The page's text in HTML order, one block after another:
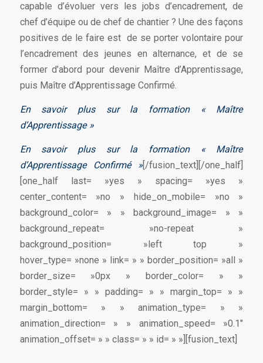
capable d’évoluer vers les jobs d’encadrement, de
chef d’équipe ou de chef de chantier ? Une des façons
positives de le faire est de se porter volontaire pour
l’encadrement des jeunes en alternance, et de se
former d’abord pour devenir Maître d’Apprentissage,
puis Maître d’Apprentissage Confirmé.
En savoir plus sur la formation « Maître
d’Apprentissage »
En savoir plus sur la formation « Maître
d’Apprentissage Confirmé »[/fusion_text][/one_half]
[one_half last= »yes » spacing= »yes »
center_content= »no » hide_on_mobile= »no »
background_color= » » background_image= » »
background_repeat= »no-repeat »
background_position= »left top »
hover_type= »none » link= » » border_position= »all »
border_size= »0px » border_color= » »
border_style= » » padding= » » margin_top= » »
margin_bottom= » » animation_type= » »
animation_direction= » » animation_speed= »0.1″
animation_offset= » » class= » » id= » »][fusion_text]